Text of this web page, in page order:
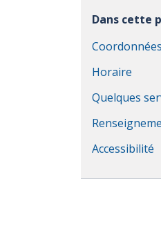
Dans cette
Coordonnées
Horaire
Quelques
Accessibilité